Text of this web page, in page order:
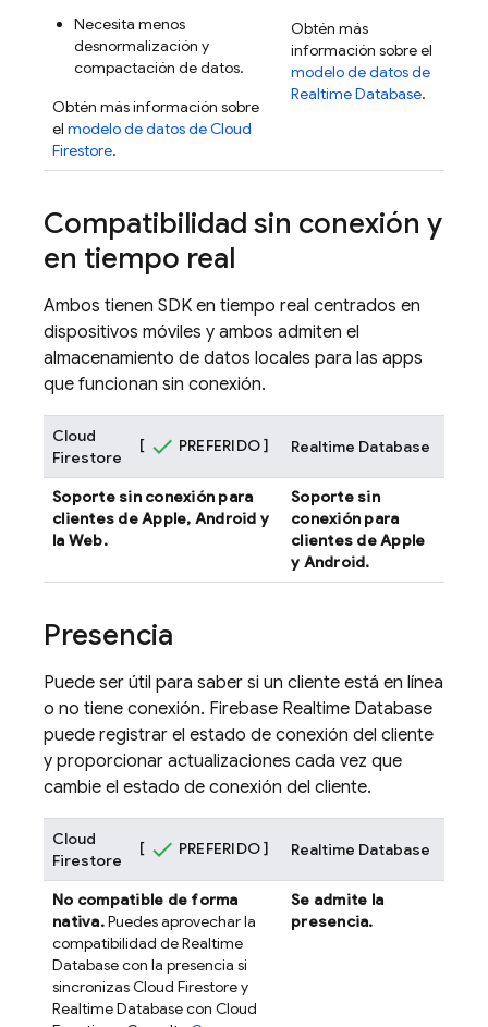
Necesita menos
desnormalización y
compactación de datos.
Obtén más información sobre
el modelo de datos deCloud
Firestore.
Obtén más
información sobre el
modelo de datos de
Realtime Database.
Compatibilidad sin conexión y
en tiempo real
Ambos tienen SDK en tiempo real centrados en
dispositivos móviles y ambos admiten el
almacenamiento de datos locales para las apps
que funcionan sin conexión.
Cloud
Firestore
[ PREFERIDO ] Realtime Database
Soporte sin conexión para
clientes de Apple, Android y
la Web.
Soporte sin
conexión para
clientes de Apple
y Android.
Presencia
Puede ser útil para saber si un cliente está en línea
o no tiene conexión. Firebase Realtime Database
puede registrar el estado de conexión del cliente
y proporcionar actualizaciones cada vez que
cambie el estado de conexión del cliente.
Cloud
Firestore
[ PREFERIDO ] Realtime Database
No compatible de forma
nativa.Puedes aprovechar la
compatibilidad deRealtime
Databasecon la presencia si
sincronizasCloud Firestorey
Realtime Databasecon Cloud
Se admite la
presencia.